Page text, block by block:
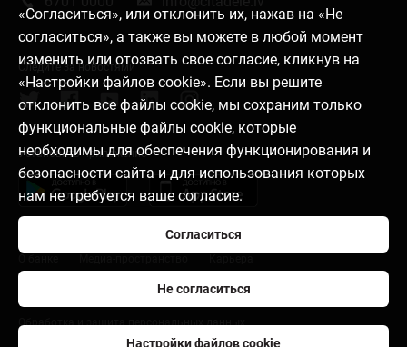
«Согласиться», или отклонить их, нажав на «Не
согласиться», а также вы можете в любой момент
изменить или отозвать свое согласие, кликнув на
«Настройки файлов cookie». Если вы решите
отклонить все файлы cookie, мы сохраним только
функциональные файлы cookie, которые
необходимы для обеспечения функционирования и
безопасности сайта и для использования которых
нам не требуется ваше согласие.
Согласиться
Не согласиться
Настройки файлов cookie
Следите за новостями
Установить приложение
Настройки файлов cookie